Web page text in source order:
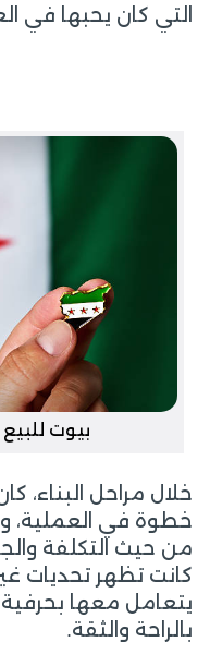
التي كان يحبها في
بيوت
خلال مراحل البناء،
خطوة في العملية،
من حيث التكلفة
كانت تظهر تحديات
يتعامل معها
بالراحة والثقة.